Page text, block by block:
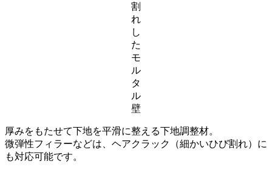
割
れ
し
た
モ
ル
タ
ル
壁
厚みをもたせて下地を平滑に整える下地調整材。
微弾性フィラーなどは、ヘアクラック（細かいひび割れ）に
も対応可能です。